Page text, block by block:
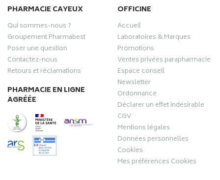
PHARMACIE CAYEUX
Qui sommes-nous ?
Groupement Pharmabest
Poser une question
Contactez-nous
Retours et réclamations
PHARMACIE EN LIGNE
AGRÉÉE
OFFICINE
Accueil
Laboratoires & Marques
Promotions
Ventes privées parapharmacie
Espace conseil
Newsletter
Ordonnance
Déclarer un effet indésirable
CGV
Mentions légales
Données personnelles
Cookies
Mes préférences Cookies